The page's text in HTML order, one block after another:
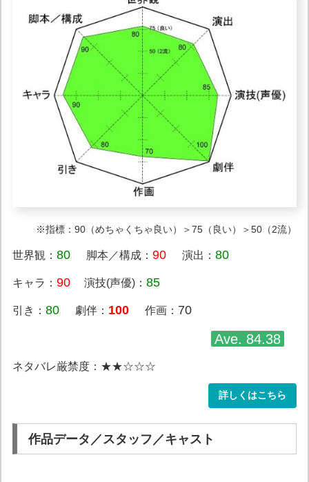
※指標：90（めちゃくちゃ良い）＞75（良い）＞50（2流）
世界観：80 脚本／構成：90 演出：80
キャラ：90 演技(声優)：85
引き：80 劇伴： 100 作画： 70
Ave. 84.38
ネタバレ厳禁度：★★☆☆☆
詳しくはこちら
作品データ／スタッフ／キャスト